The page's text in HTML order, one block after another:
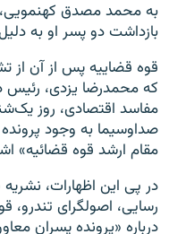
به محمد مصدق
بازداشت دو پسر او به
قوه قضاییه پس از آن از
که محمدرضا یزدی، رئیس
مفاسد اقتصادی، روز
صداوسیما به وجود
مقام ارشد قوه قضائیه»
رسایی، اصولگرای تندرو،
درباره «پرونده پسران